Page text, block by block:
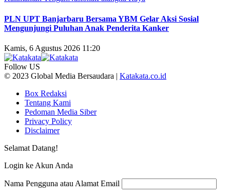
PLN UPT Banjarbaru Bersama YBM Gelar Aksi Sosial
Mengunjungi Puluhan Anak Penderita Kanker
Kamis, 6 Agustus 2026 11:20
Follow US
© 2023 Global Media Bersaudara | Katakata.co.id
Box Redaksi
Tentang Kami
Pedoman Media Siber
Privacy Policy
Disclaimer
Selamat Datang!
Login ke Akun Anda
Nama Pengguna atau Alamat Email